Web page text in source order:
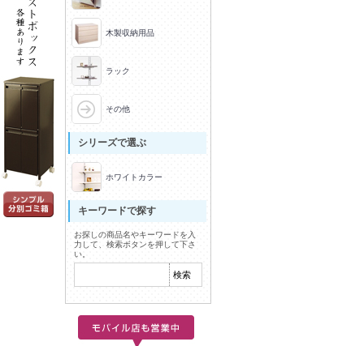
木製収納用品
ラック
その他
シリーズで選ぶ
ホワイトカラー
キーワードで探す
お探しの商品名やキーワードを入
力して、検索ボタンを押して下さ
い。